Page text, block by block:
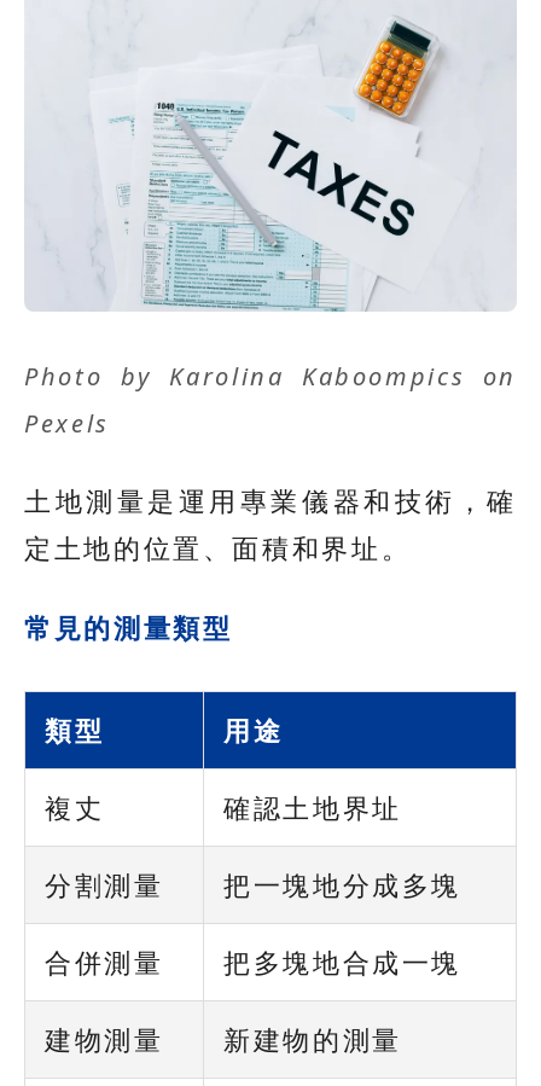
Photo by Karolina Kaboompics
on
Pexels
土地測量是運用專業儀器和技術，確
定土地的位置、面積和界址。
常見的測量類型
類型 用途
複丈 確認土地界址
分割測量 把一塊地分成多塊
合併測量 把多塊地合成一塊
建物測量 新建物的測量